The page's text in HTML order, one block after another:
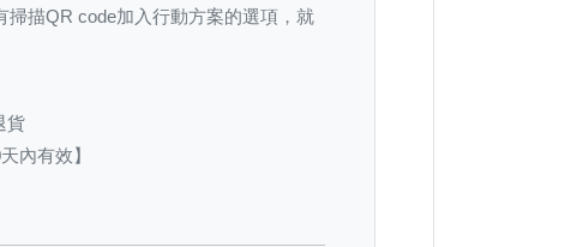
描QR code加入行動方案的選項，就
貨
內有效】